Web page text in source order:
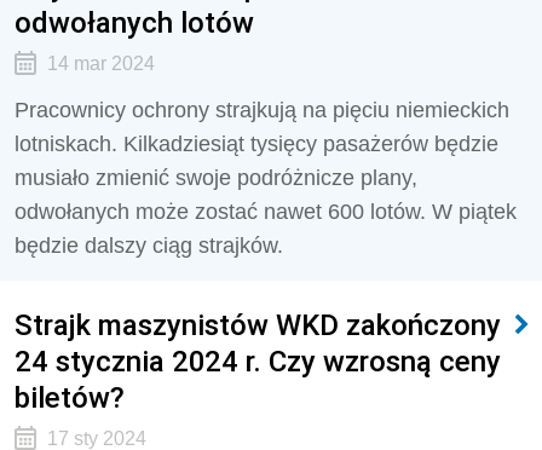
odwołanych lotów
14 mar 2024
Pracownicy ochrony strajkują na pięciu niemieckich
lotniskach. Kilkadziesiąt tysięcy pasażerów będzie
musiało zmienić swoje podróżnicze plany,
odwołanych może zostać nawet 600 lotów. W piątek
będzie dalszy ciąg strajków.
Strajk maszynistów WKD zakończony
24 stycznia 2024 r. Czy wzrosną ceny
biletów?
17 sty 2024